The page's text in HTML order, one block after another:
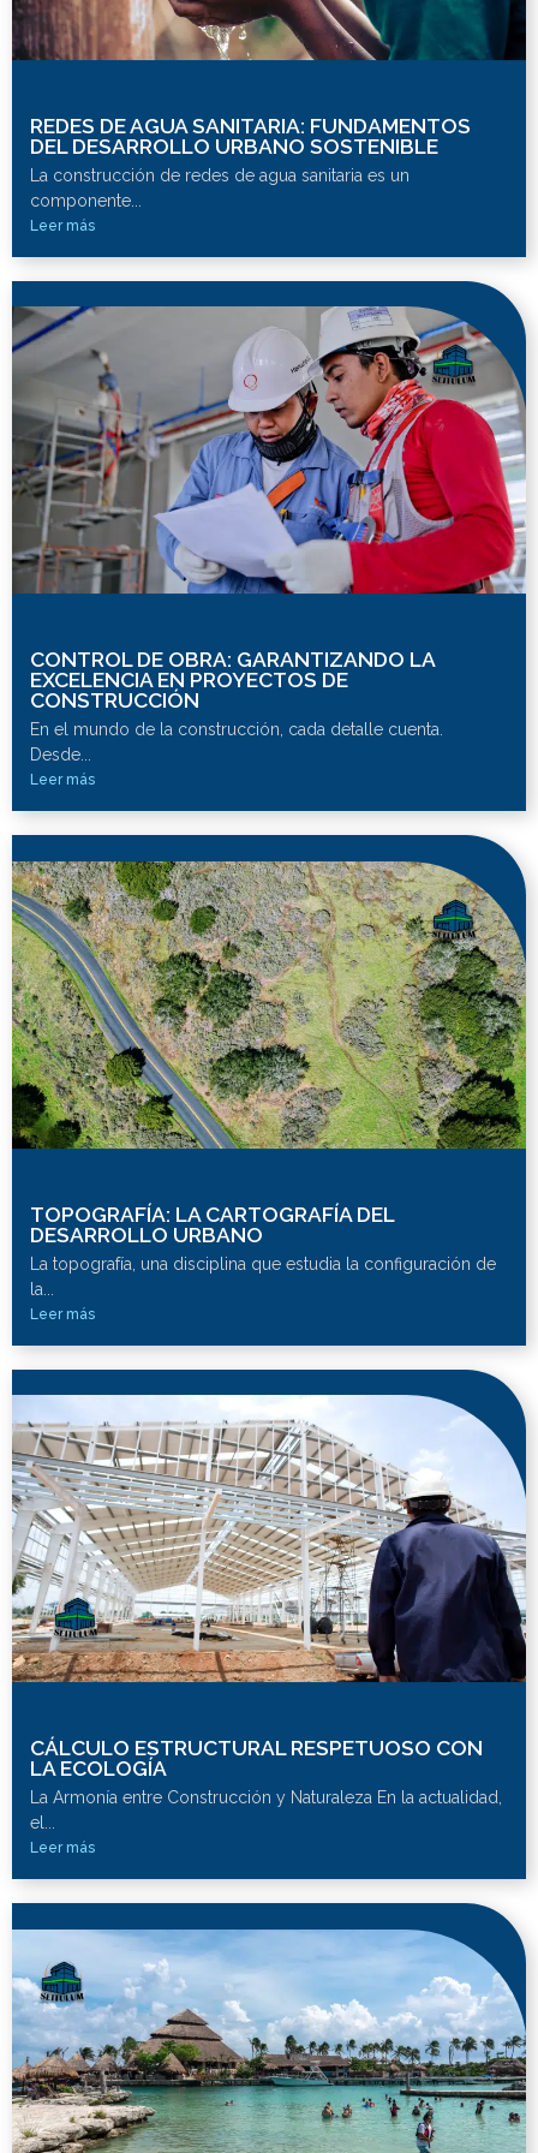
REDES DE AGUA SANITARIA: FUNDAMENTOS
DEL DESARROLLO URBANO SOSTENIBLE
La construcción de redes de agua sanitaria es un
componente...
Leer más
CONTROL DE OBRA: GARANTIZANDO LA
EXCELENCIA EN PROYECTOS DE
CONSTRUCCIÓN
En el mundo de la construcción, cada detalle cuenta.
Desde...
Leer más
TOPOGRAFÍA: LA CARTOGRAFÍA DEL
DESARROLLO URBANO
La topografía, una disciplina que estudia la configuración de
la...
Leer más
CÁLCULO ESTRUCTURAL RESPETUOSO CON
LA ECOLOGÍA
La Armonía entre Construcción y Naturaleza En la actualidad,
el...
Leer más